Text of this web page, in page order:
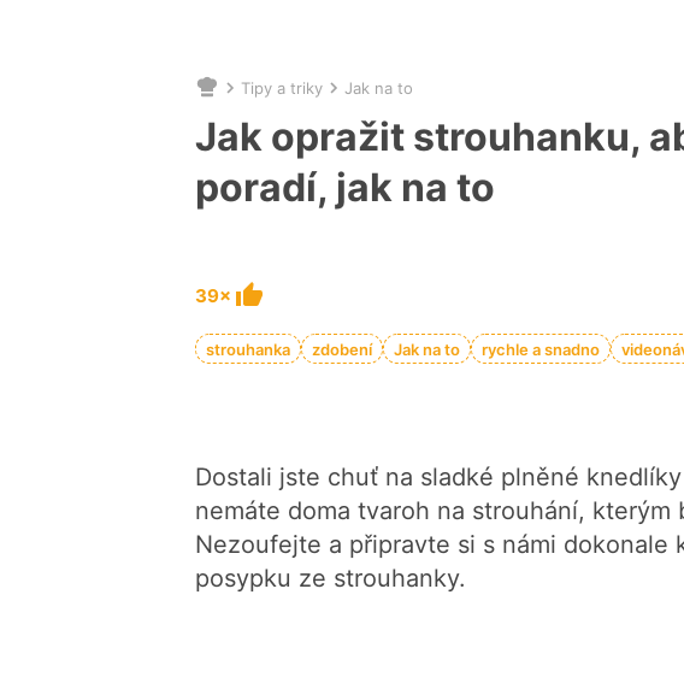
Nacházíte
se
zde:
Tipy a triky Jak na to
Jak opražit strouhanku,
poradí, jak na to
39×
strouhanka zdobení Jak na to rychle a snadno
Dostali jste chuť na sladké plněné
nemáte doma tvaroh na strouhání, kterým
Nezoufejte a připravte si s námi dokonale
posypku ze strouhanky.